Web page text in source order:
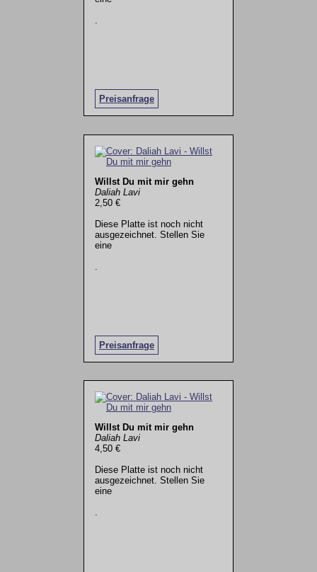
Preisanfrage
.
Willst Du mit mir gehn
Daliah Lavi
2,50 €
Diese Platte ist noch nicht
ausgezeichnet. Stellen Sie
eine
Preisanfrage
Willst Du mit mir gehn
Daliah Lavi
4,50 €
Diese Platte ist noch nicht
ausgezeichnet. Stellen Sie
eine
.